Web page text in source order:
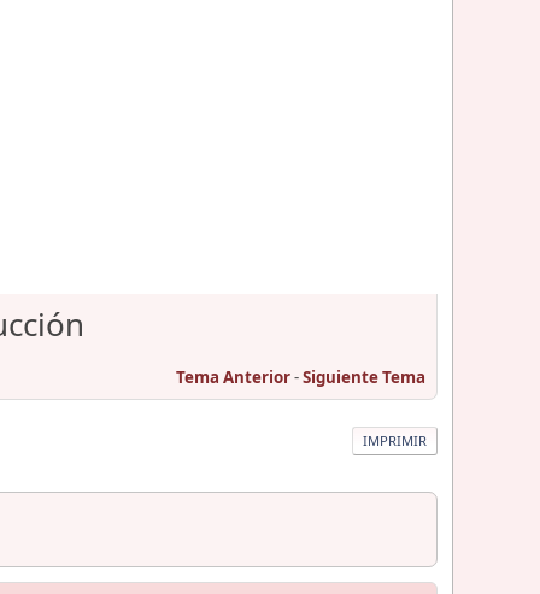
Tema Anterior-Siguiente Tema
IMPRIMIR